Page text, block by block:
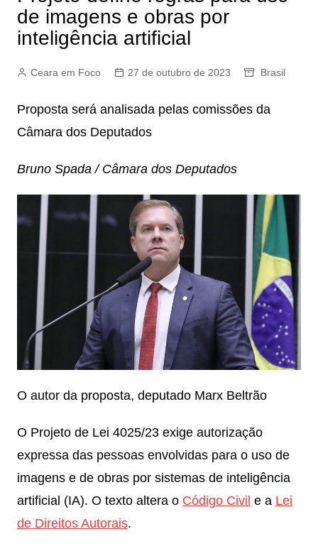
de imagens e obras por
inteligência artificial
Ceara em Foco 27 de outubro de 2023 Brasil
Proposta será analisada pelas comissões da
Câmara dos Deputados
Bruno Spada / Câmara dos Deputados
O autor da proposta, deputado Marx Beltrão
O Projeto de Lei 4025/23 exige autorização
expressa das pessoas envolvidas para o uso de
imagens e de obras por sistemas de inteligência
artificial (IA). O texto altera o Código Civil e a Lei
de Direitos Autorais.